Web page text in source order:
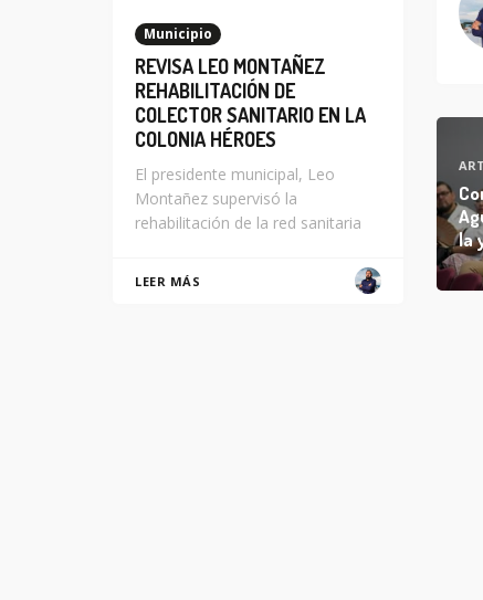
la
Municipio
REVISA LEO MONTAÑEZ
REHABILITACIÓN DE
COLECTOR SANITARIO EN LA
COLONIA HÉROES
El presidente municipal, Leo
Montañez supervisó la
rehabilitación de la red sanitaria
LEER MÁS